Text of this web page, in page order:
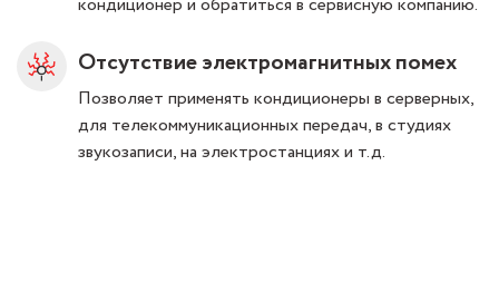
Отсутствие электромагнитных помех
Позволяет применять кондиционеры в серверных,
для телекоммуникационных передач, в студиях
звукозаписи, на электростанциях и т.д.